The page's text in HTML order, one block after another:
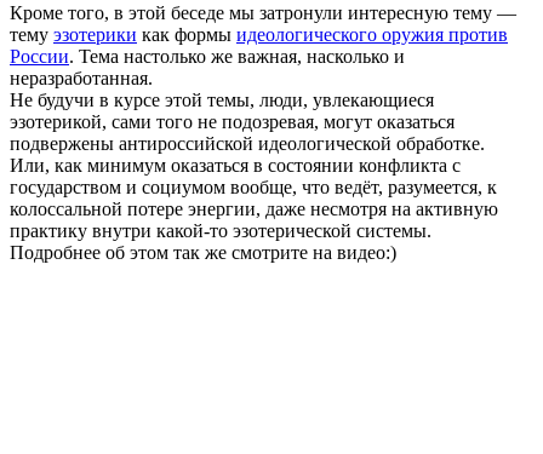
Кроме того, в этой беседе мы затронули интересную тему —
тему эзотерики как формы идеологического оружия против
России. Тема настолько же важная, насколько и
неразработанная.
Не будучи в курсе этой темы, люди, увлекающиеся
эзотерикой, сами того не подозревая, могут оказаться
подвержены антироссийской идеологической обработке.
Или, как минимум оказаться в состоянии конфликта с
государством и социумом вообще, что ведёт, разумеется, к
колоссальной потере энергии, даже несмотря на активную
практику внутри какой-то эзотерической системы.
Подробнее об этом так же смотрите на видео:)